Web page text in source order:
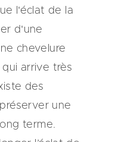
l'éclat de la
d'une
chevelure
arrive très
des
une
terme.